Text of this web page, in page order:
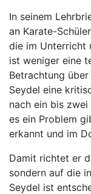
In seinem
an Karate-
die im Unterricht
ist weniger eine
Betrachtung
Seydel eine
nach ein bis
es ein Problem
erkannt und im
Damit richtet er
sondern auf die
Seydel ist